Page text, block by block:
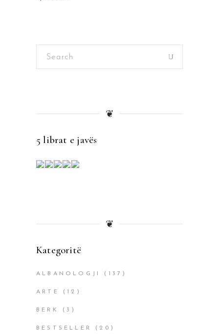
Search
❦
5 librat e javës
❦
Kategoritë
ALBANOLOGJI (137)
ARTE (12)
BERK (3)
BESTSELLER (20)